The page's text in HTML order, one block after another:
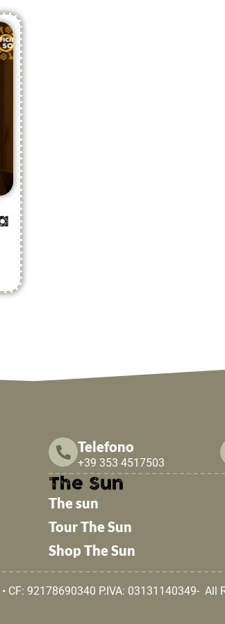
Telefono
+39 353 4517503
The Sun
The sun
Tour The Sun
Shop The Sun
CF: 92178690340 P.IVA: 03131140349- All